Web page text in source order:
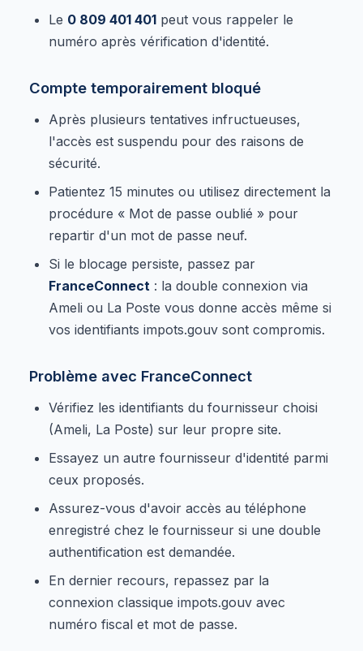
Le 0 809 401 401 peut vous rappeler le
numéro après vérification d'identité.
Compte temporairement bloqué
Après plusieurs tentatives infructueuses,
l'accès est suspendu pour des raisons de
sécurité.
Patientez 15 minutes ou utilisez directement la
procédure « Mot de passe oublié » pour
repartir d'un mot de passe neuf.
Si le blocage persiste, passez par
FranceConnect : la double connexion via
Ameli ou La Poste vous donne accès même si
vos identifiants impots.gouv sont compromis.
Problème avec FranceConnect
Vérifiez les identifiants du fournisseur choisi
(Ameli, La Poste) sur leur propre site.
Essayez un autre fournisseur d'identité parmi
ceux proposés.
Assurez-vous d'avoir accès au téléphone
enregistré chez le fournisseur si une double
authentification est demandée.
En dernier recours, repassez par la
connexion classique impots.gouv avec
numéro fiscal et mot de passe.